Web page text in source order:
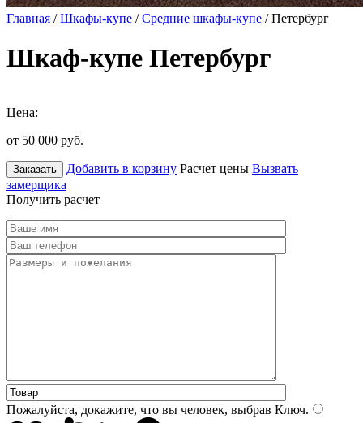
Главная /Шкафы-купе /Средние шкафы-купе / Петербург
Шкаф-купе Петербург
Цена:
от 50 000 руб.
Заказать Добавить в корзину Расчет цены Вызвать
замерщика
Получить расчет
Пожалуйста, докажите, что вы человек, выбрав Ключ.